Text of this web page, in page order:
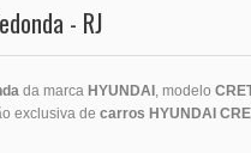
- RJ
da marca HYUNDAI , modelo
exclusiva de carros HYUNDAI